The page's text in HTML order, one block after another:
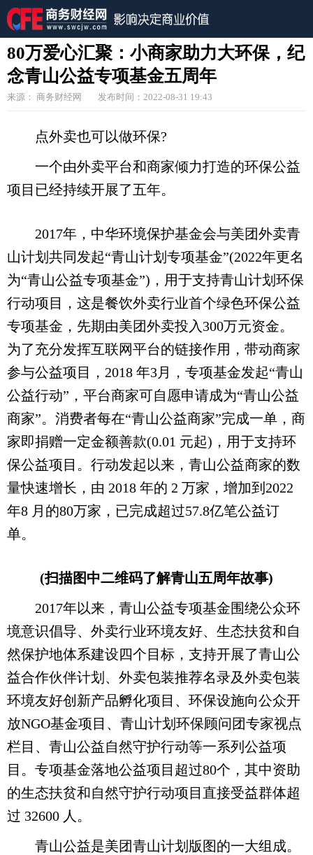
80万爱心汇聚：小商家助力大环保，纪
念青山公益专项基金五周年
来源： 商务财经网 发布时间：2022-08-31 19:43
点外卖也可以做环保?
一个由外卖平台和商家倾力打造的环保公益
项目已经持续开展了五年。
2017年，中华环境保护基金会与美团外卖青
山计划共同发起“青山计划专项基金”(2022年更名
为“青山公益专项基金”)，用于支持青山计划环保
行动项目，这是餐饮外卖行业首个绿色环保公益
专项基金，先期由美团外卖投入300万元资金。
为了充分发挥互联网平台的链接作用，带动商家
参与公益项目，2018 年3月，专项基金发起“青山
公益行动”，平台商家可自愿申请成为“青山公益
商家”。消费者每在“青山公益商家”完成一单，商
家即捐赠一定金额善款(0.01 元起)，用于支持环
保公益项目。行动发起以来，青山公益商家的数
量快速增长，由 2018 年的 2 万家，增加到2022
年8 月的80万家，已完成超过57.8亿笔公益订
单。
(扫描图中二维码了解青山五周年故事)
2017年以来，青山公益专项基金围绕公众环
境意识倡导、外卖行业环境友好、生态扶贫和自
然保护地体系建设四个目标，支持开展了青山公
益合作伙伴计划、外卖包装推荐名录及外卖包装
环境友好创新产品孵化项目、环保设施向公众开
放NGO基金项目、青山计划环保顾问团专家视点
栏目、青山公益自然守护行动等一系列公益项
目。专项基金落地公益项目超过80个，其中资助
的生态扶贫和自然守护行动项目直接受益群体超
过 32600 人。
青山公益是美团青山计划版图的一大组成。